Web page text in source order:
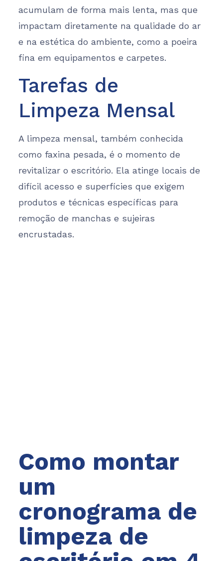
acumulam de forma mais lenta, mas que
impactam diretamente na qualidade do ar
e na estética do ambiente, como a poeira
fina em equipamentos e carpetes.
Tarefas de
Limpeza Mensal
A limpeza mensal, também conhecida
como faxina pesada, é o momento de
revitalizar o escritório. Ela atinge locais de
difícil acesso e superfícies que exigem
produtos e técnicas específicas para
remoção de manchas e sujeiras
encrustadas.
Como montar
um
cronograma de
limpeza de